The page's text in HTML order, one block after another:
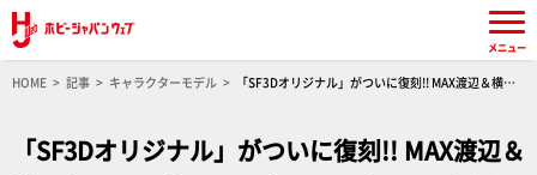
HOME 記事 キャラクターモデル
「SF3Dオリジナル」がついに復刻!! MAX渡辺＆横山
「SF3Dオリジナル」がついに復刻!! MAX渡辺＆
メニュー